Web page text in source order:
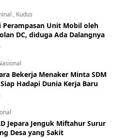
, Kudus
Perampasan Unit Mobil oleh
DC, diduga Ada Dalangnya
Bekerja Menaker Minta SDM
Hadapi Dunia Kerja Baru
Jepara Jenguk Miftahur Surur
Desa yang Sakit